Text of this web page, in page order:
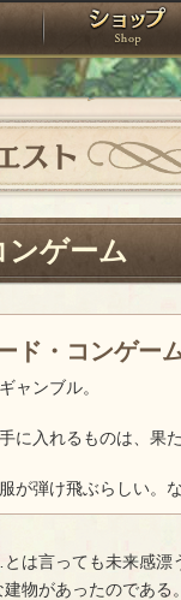
スタジオ
スト
ゲーム
ド・コンゲー
ャンブル。
に入れるものは、果
が弾け飛ぶらしい。な
は言っても未来感漂
物があったのである。